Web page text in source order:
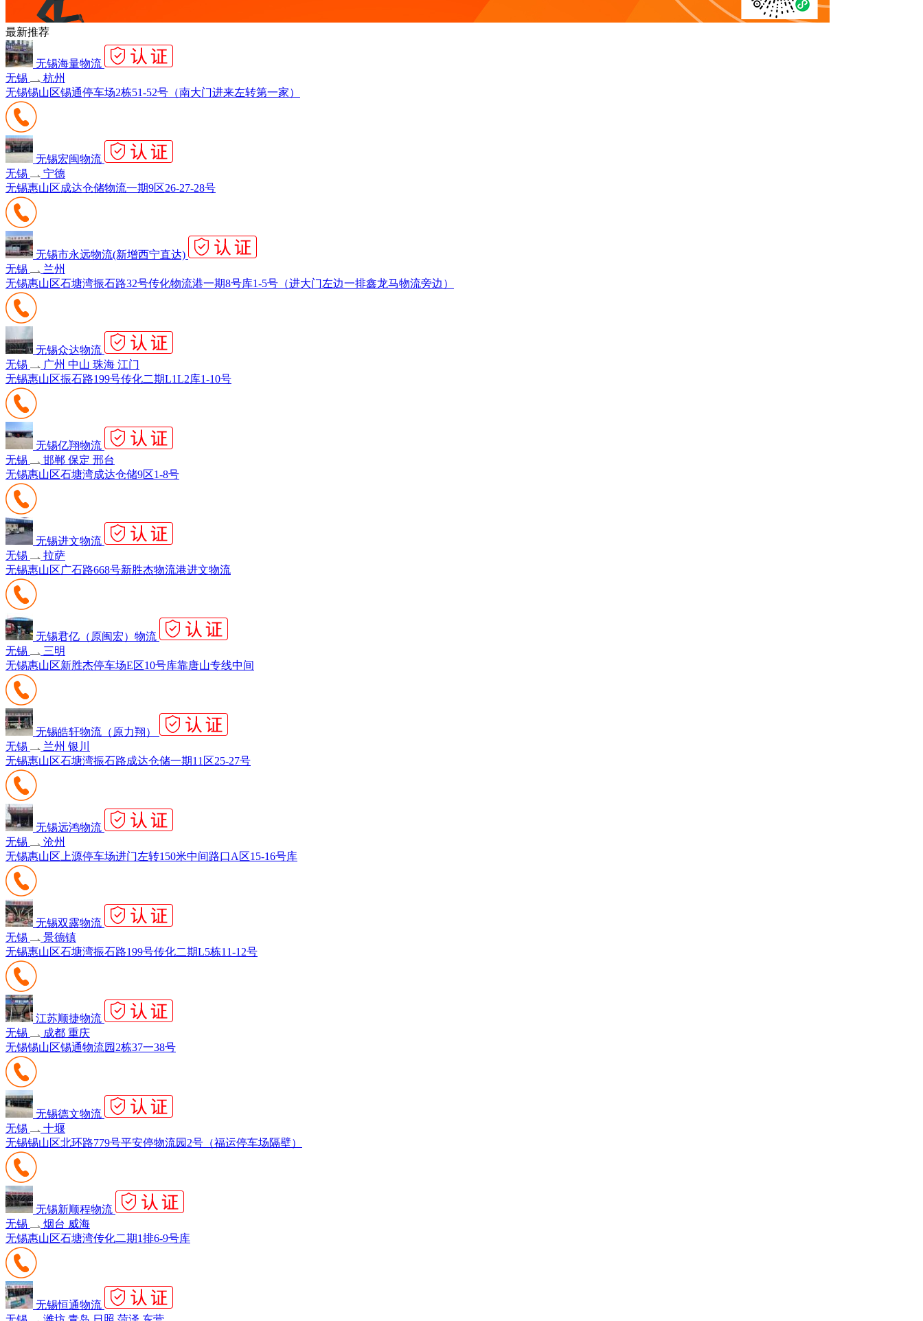
最新推荐
无锡海量物流
无锡
杭州
无锡锡山区锡通停车场2栋51-52号（南大门进来左转第一家）
无锡宏闽物流
无锡
宁德
无锡惠山区成达仓储物流一期9区26-27-28号
无锡市永远物流(新增西宁直达)
无锡
兰州
无锡惠山区石塘湾振石路32号传化物流港一期8号库1-5号（进大门左边一排鑫龙马物流旁边）
无锡众达物流
无锡
广州 中山 珠海 江门
无锡惠山区振石路199号传化二期L1L2库1-10号
无锡亿翔物流
无锡
邯郸 保定 邢台
无锡惠山区石塘湾成达仓储9区1-8号
无锡进文物流
无锡
拉萨
无锡惠山区广石路668号新胜杰物流港进文物流
无锡君亿（原闽宏）物流
无锡
三明
无锡惠山区新胜杰停车场E区10号库靠唐山专线中间
无锡皓轩物流（原力翔）
无锡
兰州 银川
无锡惠山区石塘湾振石路成达仓储一期11区25-27号
无锡远鸿物流
无锡
沧州
无锡惠山区上源停车场进门左转150米中间路口A区15-16号库
无锡双露物流
无锡
景德镇
无锡惠山区石塘湾振石路199号传化二期L5栋11-12号
江苏顺捷物流
无锡
成都 重庆
无锡锡山区锡通物流园2栋37一38号
无锡德文物流
无锡
十堰
无锡锡山区北环路779号平安停物流园2号（福运停车场隔壁）
无锡新顺程物流
无锡
烟台 威海
无锡惠山区石塘湾传化二期1排6-9号库
无锡恒通物流